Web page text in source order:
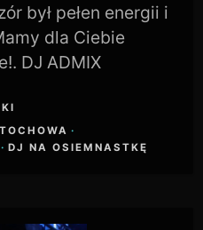
był pełen energii i
dla Ciebie
DJ ADMIX
·
· DJ NA OSIEMNASTKĘ